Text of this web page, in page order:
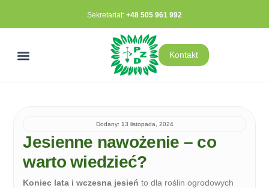
Sekretariat: +48 505 961 992
Kontakt
Dodany: 13 listopada, 2024
Jesienne nawożenie – co
warto wiedzieć?
Koniec lata i wczesna jesień to dla roślin ogrodowych